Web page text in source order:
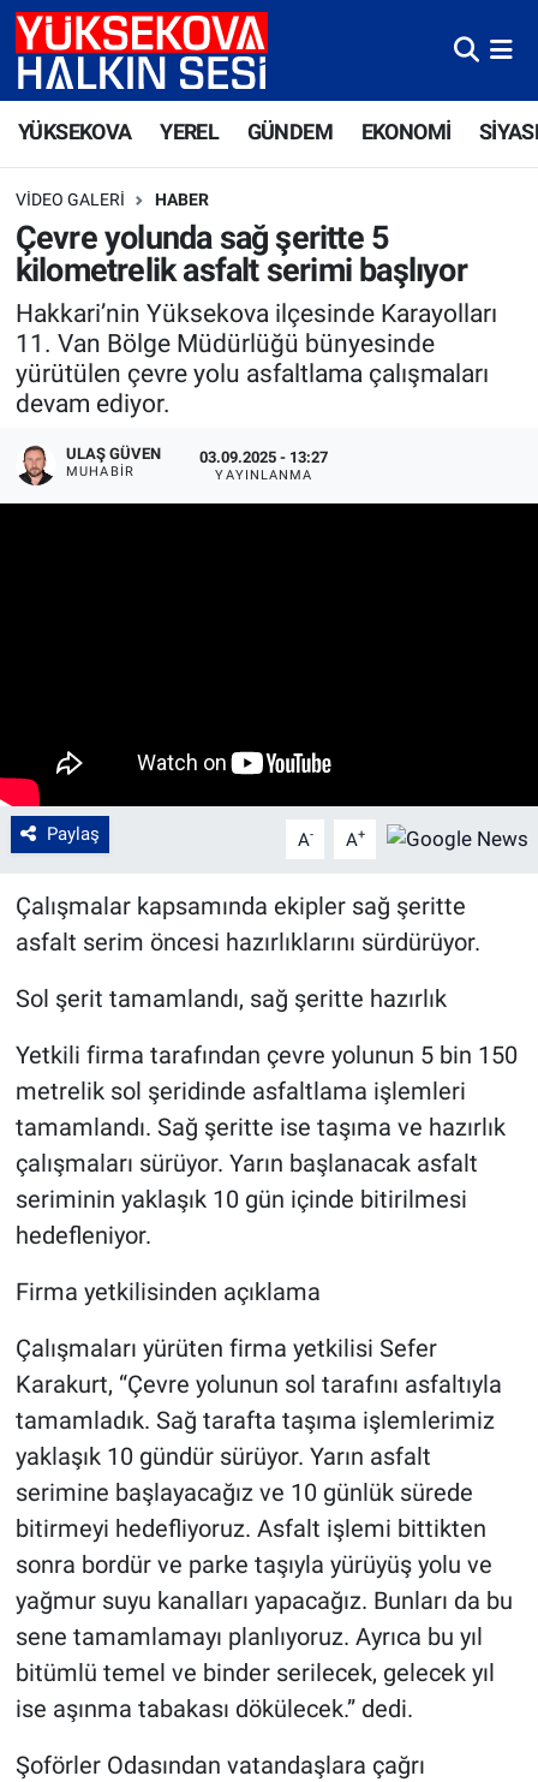
YÜKSEKOVA YEREL GÜNDEM EKONOMİ
VIDEO GALERI HABER
Çevre yolunda sağ şeritte 5
kilometrelik asfalt serimi başlıyor
Hakkari’nin Yüksekova ilçesinde Karayolları
11. Van Bölge Müdürlüğü bünyesinde
yürütülen çevre yolu asfaltlama çalışmaları
devam ediyor.
ULAŞ GÜVEN
MUHABIR
03.09.2025 - 13:27
YAYINLANMA
Paylaş A- A+
Çalışmalar kapsamında ekipler sağ şeritte
asfalt serim öncesi hazırlıklarını sürdürüyor.
Sol şerit tamamlandı, sağ şeritte hazırlık
Yetkili firma tarafından çevre yolunun 5 bin 150
metrelik sol şeridinde asfaltlama işlemleri
tamamlandı. Sağ şeritte ise taşıma ve hazırlık
çalışmaları sürüyor. Yarın başlanacak asfalt
seriminin yaklaşık 10 gün içinde bitirilmesi
hedefleniyor.
Firma yetkilisinden açıklama
Çalışmaları yürüten firma yetkilisi Sefer
Karakurt, “Çevre yolunun sol tarafını asfaltıyla
tamamladık. Sağ tarafta taşıma işlemlerimiz
yaklaşık 10 gündür sürüyor. Yarın asfalt
serimine başlayacağız ve 10 günlük sürede
bitirmeyi hedefliyoruz. Asfalt işlemi bittikten
sonra bordür ve parke taşıyla yürüyüş yolu ve
yağmur suyu kanalları yapacağız. Bunları da bu
sene tamamlamayı planlıyoruz. Ayrıca bu yıl
bitümlü temel ve binder serilecek, gelecek yıl
ise aşınma tabakası dökülecek.” dedi.
Şoförler Odasından vatandaşlara çağrı
Yüksekova Nöbetçi Eczaneler
Yüksekova Trafik Yoğunluk Haritası
Süper Lig Puan Durumu ve Fikstür
Tüm Manşetler
Son Dakika Haberleri
Haber Arşivi